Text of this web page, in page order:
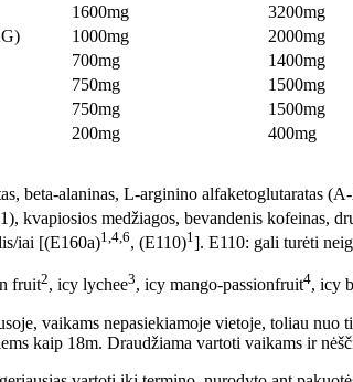
1600mg
3200mg
1000mg
2000mg
700mg
1400mg
750mg
1500mg
750mg
1500mg
200mg 400mg
beta-alaninas, L-arginino alfaketoglutaratas
kvapiosios medžiagos, bevandenis kofeinas,
iai [(E160a)1,4,6, (E110)1 ]. E110: gali turėti
fruit2, icy lychee3, icy mango-passionfruit4, icy
vaikams nepasiekiamoje vietoje, toliau
kaip 18m. Draudžiama vartoti vaikams ir